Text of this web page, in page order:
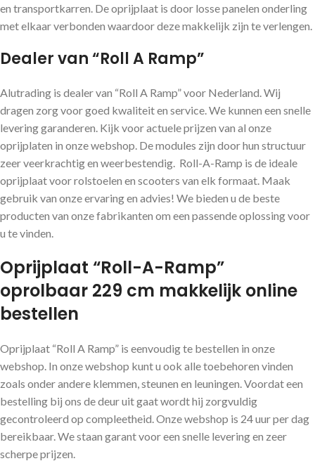
en transportkarren. De oprijplaat is door losse panelen onderling
met elkaar verbonden waardoor deze makkelijk zijn te verlengen.
Dealer van “Roll A Ramp”
Alutrading is dealer van “Roll A Ramp” voor Nederland. Wij
dragen zorg voor goed kwaliteit en service. We kunnen een snelle
levering garanderen. Kijk voor actuele prijzen van al onze
oprijplaten in onze webshop. De modules zijn door hun structuur
zeer veerkrachtig en weerbestendig. Roll-A-Ramp is de ideale
oprijplaat voor rolstoelen en scooters van elk formaat. Maak
gebruik van onze ervaring en advies! We bieden u de beste
producten van onze fabrikanten om een ​​passende oplossing voor
u te vinden.
Oprijplaat “Roll-A-Ramp”
oprolbaar 229 cm makkelijk online
bestellen
Oprijplaat “Roll A Ramp” is eenvoudig te bestellen in onze
webshop. In onze webshop kunt u ook alle toebehoren vinden
zoals onder andere klemmen, steunen en leuningen. Voordat een
bestelling bij ons de deur uit gaat wordt hij zorgvuldig
gecontroleerd op compleetheid. Onze webshop is 24 uur per dag
bereikbaar. We staan garant voor een snelle levering en zeer
scherpe prijzen.